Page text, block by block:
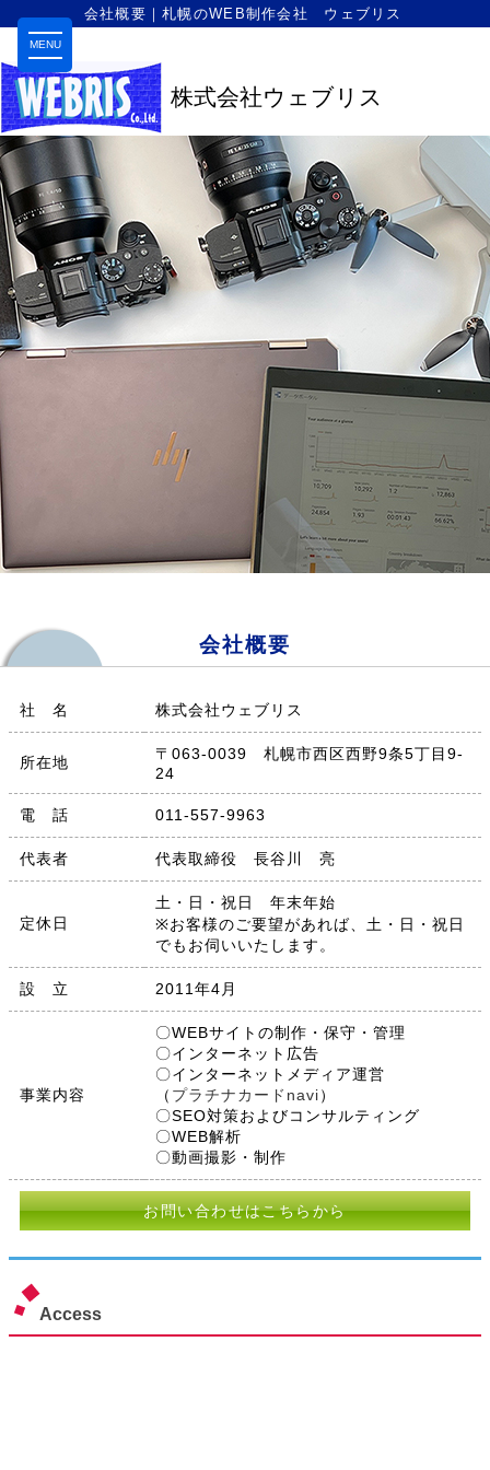
会社概要｜札幌のWEB制作会社 ウェブリス
MENU
株式会社ウェブリス
会社概要
社 名 株式会社ウェブリス
所在地
〒063-0039 札幌市西区西野9条5丁目9-
24
電 話 011-557-9963
代表者 代表取締役 長谷川 亮
定休日
土・日・祝日 年末年始
※お客様のご要望があれば、土・日・祝日
でもお伺いいたします。
設 立 2011年4月
事業内容
〇WEBサイトの制作・保守・管理
〇インターネット広告
〇インターネットメディア運営
（ プラチナカードnavi）
〇SEO対策およびコンサルティング
〇WEB解析
〇動画撮影・制作
お問い合わせはこちらから
Access